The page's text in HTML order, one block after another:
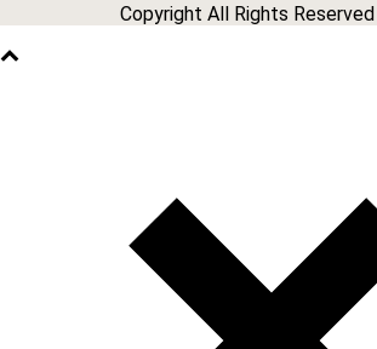
Copyright All Rights